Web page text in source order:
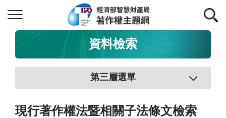
資料檢索
第三層選單
現行著作權法暨相關子法條文檢索